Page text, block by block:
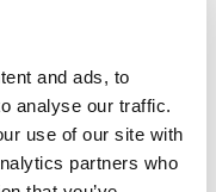
and ads, to
analyse our traffic.
use of our site with
partners who
denne
og
behov.
nemt